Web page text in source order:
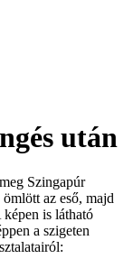
után
Szingapúr
az eső, majd
is látható
a szigeten